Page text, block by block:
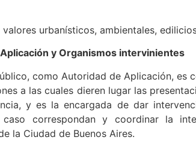
urbanísticos, ambientales,
y Organismos intervinientes
como Autoridad de Aplicación, es
a las cuales dieren lugar las
y es la encargada de dar
correspondan y coordinar la
la Ciudad de Buenos Aires.